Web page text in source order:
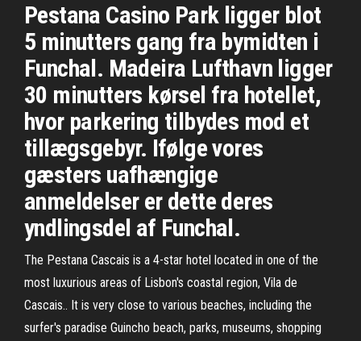
Pestana Casino Park ligger blot
5 minutters gang fra bymidten i
Funchal. Madeira Lufthavn ligger
30 minutters kørsel fra hotellet,
hvor parkering tilbydes mod et
tillægsgebyr. Ifølge vores
gæsters uafhængige
anmeldelser er dette deres
yndlingsdel af Funchal.
The Pestana Cascais is a 4-star hotel located in one of the
most luxurious areas of Lisbon's coastal region, Vila de
Cascais.. It is very close to various beaches, including the
surfer's paradise Guincho beach, parks, museums, shopping